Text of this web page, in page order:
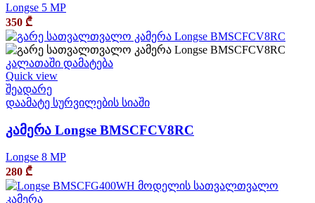
Longse 5 MP
350 ₾
კალათაში დამატება
Quick view
შეადარე
დაამატე სურვილების სიაში
კამერა Longse BMSCFCV8RC
Longse 8 MP
280 ₾